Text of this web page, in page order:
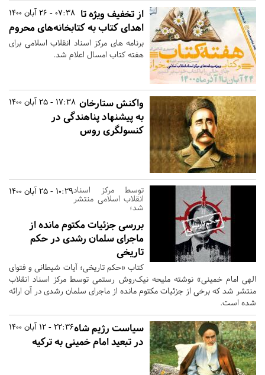
07:38 - 26 آبان 1400 از تخفیف ویژه تا
اهدای کتاب به کتابخانه‌های محروم
برنامه های مرکز اسناد انقلاب اسلامی برای
هفته کتاب امسال اعلام شد.
17:38 - 25 آبان 1400 واکنش ستارخان
به پیشنهاد پناهندگی در
کنسولگری روس
10:29 - 25 آبان 1400توسط مرکز اسناد
انقلاب اسلامی منتشر
شد؛
بررسی جزئیات مکتوم مانده از
ماجرای سلمان رشدی در حکم
تاریخی
کتاب «حکم تاریخی؛ آیات شیطانی و فتوای
الهی امام خمینی» نوشته ملیحه نیک‌روش رستمی توسط مرکز اسناد انقلاب
منتشر شد که برخی از جزئیات مکتوم مانده از ماجرای سلمان رشدی در آن ارائه
شده است.
22:36 - 12 آبان 1400سیاست رژیم شاه
در تبعید امام خمینی به ترکیه